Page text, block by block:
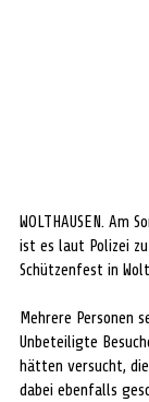
WOLTHAUSEN. Am
ist es laut Polizei
Schützenfest in
Mehrere Personen
Unbeteiligte
hätten versucht,
dabei ebenfalls